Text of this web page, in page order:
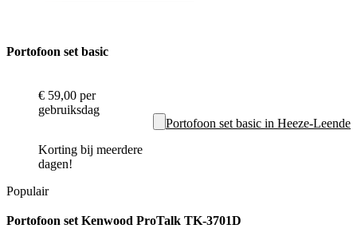
Portofoon set basic
€ 59,00 per
gebruiksdag
Korting bij meerdere
dagen!
Portofoon set basic in Heeze-Leende
Portofoon set Kenwood ProTalk TK-3701D
Populair